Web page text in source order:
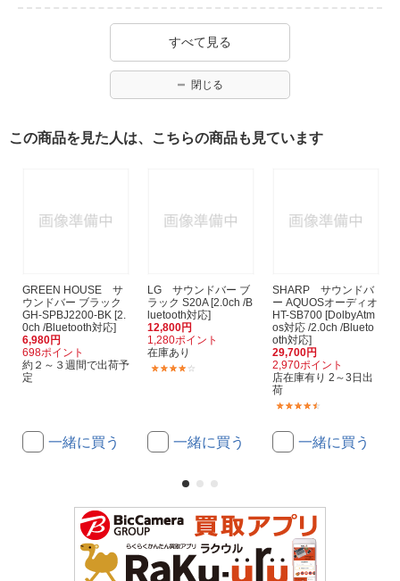
すべて見る
閉じる
この商品を見た人は、こちらの商品も見ています
GREEN HOUSE サ
ウンドバー ブラック
GH-SPBJ2200-BK [2.
0ch /Bluetooth対応]
6,980円
698ポイント
約２～３週間で出荷予
定
一緒に買う
LG サウンドバー ブ
ラック S20A [2.0ch /B
luetooth対応]
12,800円
1,280ポイント
在庫あり
一緒に買う
SHARP サウンドバ
ー AQUOSオーディオ
HT-SB700 [DolbyAtm
os対応 /2.0ch /Blueto
oth対応]
29,700円
2,970ポイント
店在庫有り 2～3日出
荷
一緒に買う